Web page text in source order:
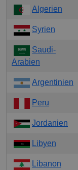
Algerien
Syrien
Saudi-
Arabien
Argentinien
Peru
Jordanien
Libyen
Libanon